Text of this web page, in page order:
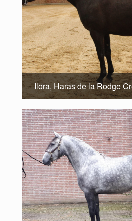
Ilora, Haras de la Rodge